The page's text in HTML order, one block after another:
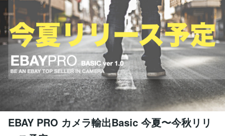
EBAY PRO カメラ輸出Basic 今夏〜今秋リリ